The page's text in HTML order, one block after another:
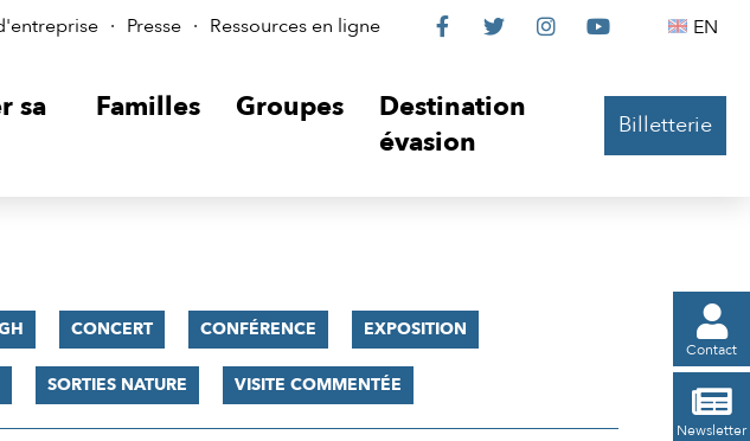
Presse Ressources en ligne
Le
sur

Le

Le

Le
 EN
sa
Familles Groupes
Destination
évasion
Billetterie

Contact

Newsletter
CONCERT CONFÉRENCE EXPOSITION
SORTIES NATURE VISITE COMMENTÉE